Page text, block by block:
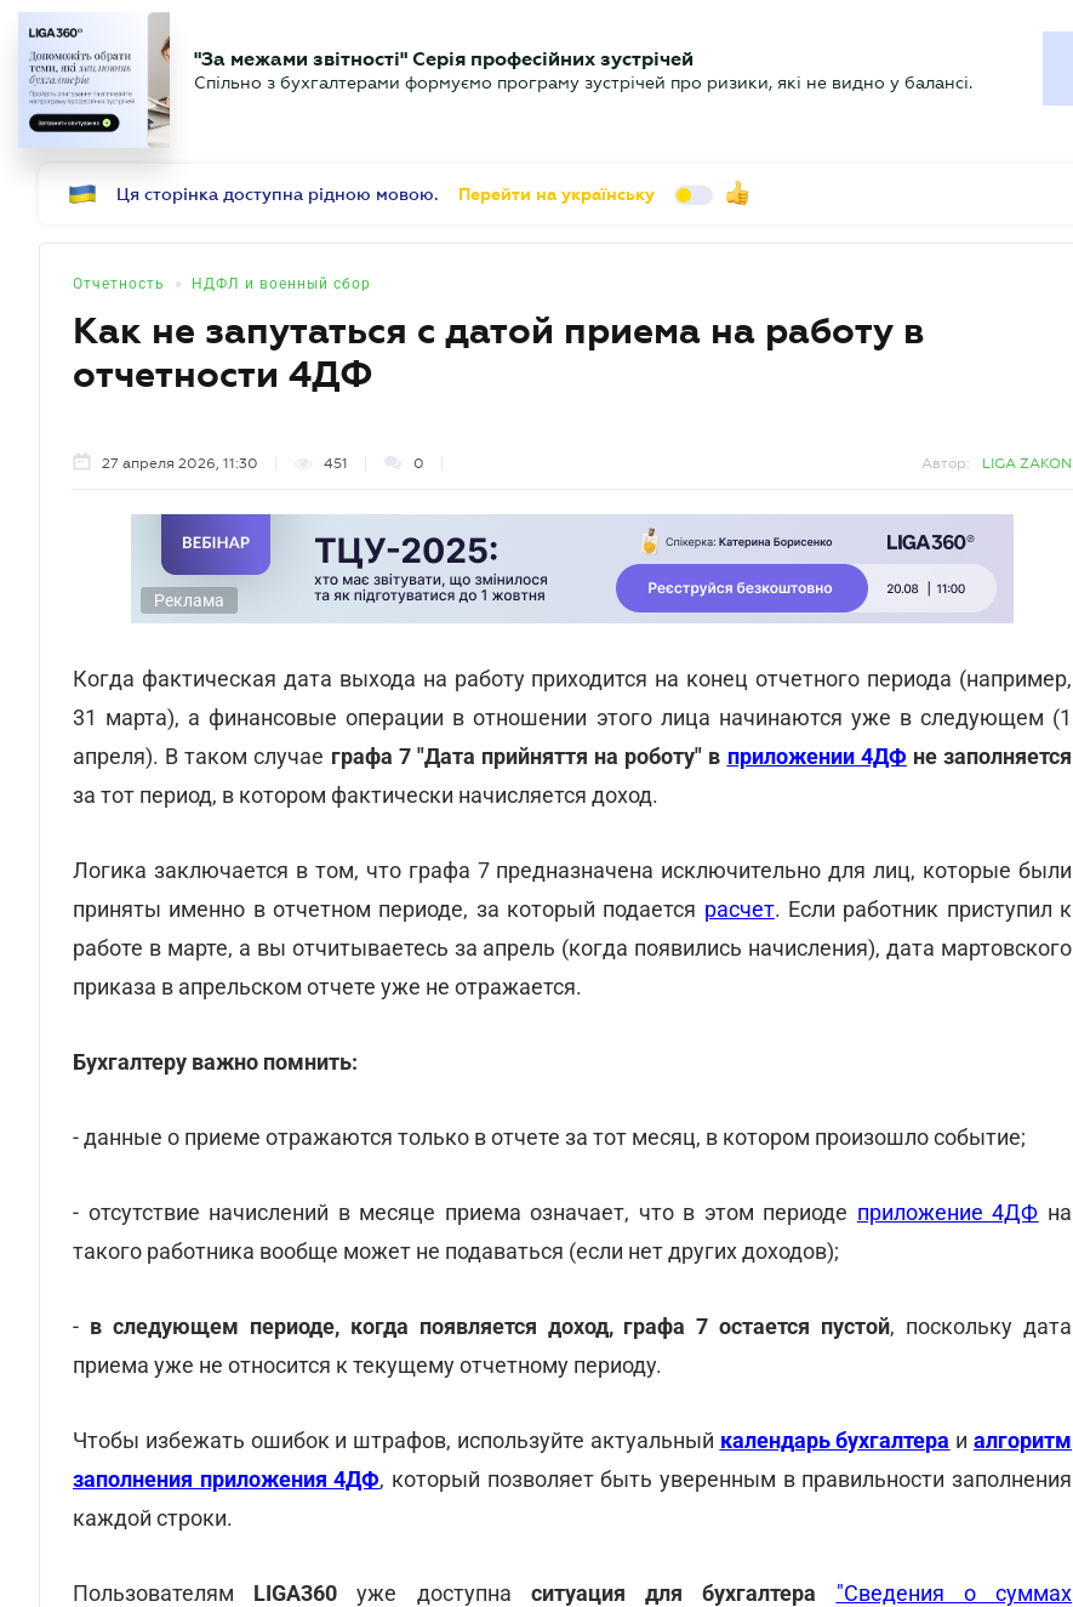
БУХГАЛТЕР Новости Аналитика Календарь Актуально
"За межами звітності" Серія професійних зустрічей
Спільно з бухгалтерами формуємо програму зустрічей про ризики, які не видно у балансі.
Ця сторінка доступна рідною мовою. Перейти на українську
Отчетность • НДФЛ и военный сбор
Как не запутаться с датой приема на работу в
отчетности 4ДФ
27 апреля 2026, 11:30 451 0 Автор: LIGA ZAKON
Реклама
Когда фактическая дата выхода на работу приходится на конец отчетного периода (например,
31 марта), а финансовые операции в отношении этого лица начинаются уже в следующем (1
апреля). В таком случае графа 7 "Дата прийняття на роботу" в приложении 4ДФ не заполняется
за тот период, в котором фактически начисляется доход.
Логика заключается в том, что графа 7 предназначена исключительно для лиц, которые были
приняты именно в отчетном периоде, за который подается расчет. Если работник приступил к
работе в марте, а вы отчитываетесь за апрель (когда появились начисления), дата мартовского
приказа в апрельском отчете уже не отражается.
Бухгалтеру важно помнить:
- данные о приеме отражаются только в отчете за тот месяц, в котором произошло событие;
- отсутствие начислений в месяце приема означает, что в этом периоде приложение 4ДФ на
такого работника вообще может не подаваться (если нет других доходов);
- в следующем периоде, когда появляется доход, графа 7 остается пустой, поскольку дата
приема уже не относится к текущему отчетному периоду.
Чтобы избежать ошибок и штрафов, используйте актуальный календарь бухгалтера иалгоритм
заполнения приложения 4ДФ, который позволяет быть уверенным в правильности заполнения
каждой строки.
Пользователям LIGA360 уже доступна ситуация для бухгалтера
"Сведения о суммах